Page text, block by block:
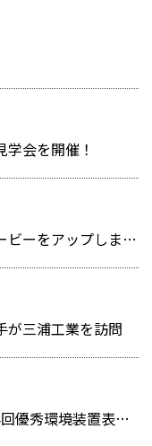
会を開催！
ミウラショールーム コンセプトムービーをアップしました！
三浦工業を訪問
「バラスト水処理装置HK」が「第44回優秀環境装置表彰」にて